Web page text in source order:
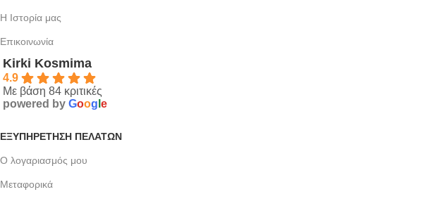
Η Ιστορία μας
Επικοινωνία
Kirki Kosmima
4.9
Με βάση 84 κριτικές
powered by Goog e
ΕΞΥΠΗΡΈΤΗΣΗ ΠΕΛΑΤΏΝ
Ο λογαριασμός μου
Μεταφορικά